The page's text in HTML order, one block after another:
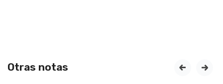
Otras notas prev next